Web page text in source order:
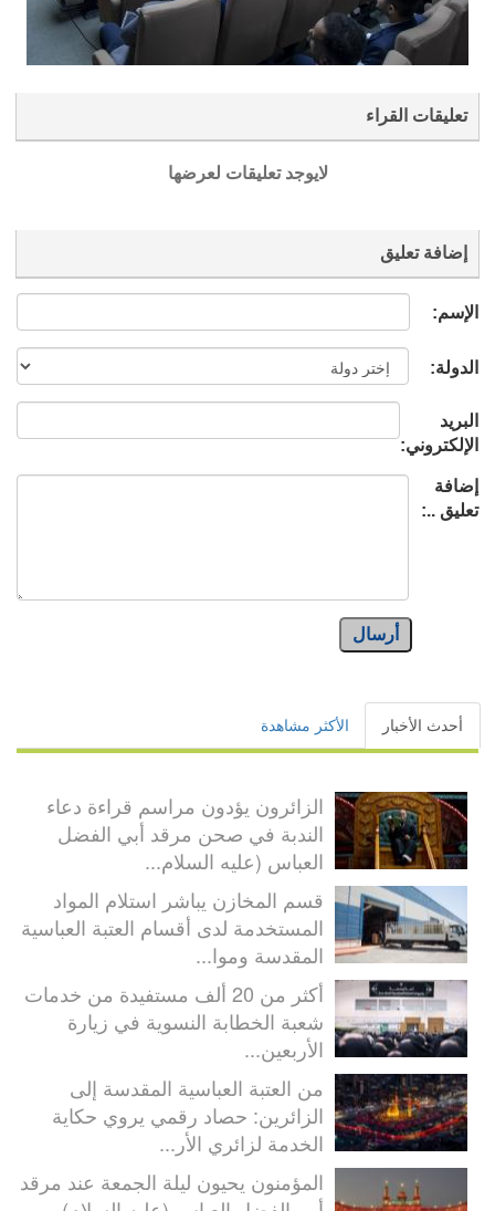
تعليقات القراء
لايوجد تعليقات لعرضها
إضافة تعليق
الإسم:
الدولة:
البريد
الإلكتروني:
إضافة
تعليق ..:
أرسال
أحدث الأخبار الأكثر مشاهدة
الزائرون يؤدون مراسم قراءة دعاء
الندبة في صحن مرقد أبي الفضل
العباس (عليه السلام...
قسم المخازن يباشر استلام المواد
المستخدمة لدى أقسام العتبة العباسية
المقدسة وموا...
أكثر من 20 ألف مستفيدة من خدمات
شعبة الخطابة النسوية في زيارة
الأربعين...
من العتبة العباسية المقدسة إلى
الزائرين: حصاد رقمي يروي حكاية
الخدمة لزائري الأر...
المؤمنون يحيون ليلة الجمعة عند مرقد